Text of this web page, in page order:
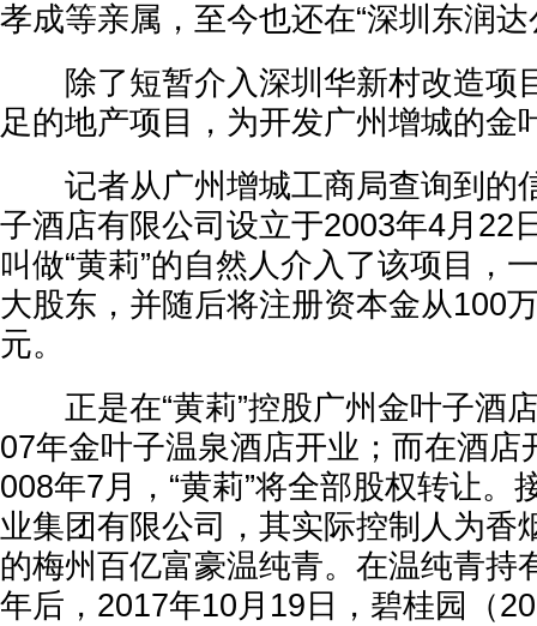
孝成等亲属，至今也还在“深圳东润
除了短暂介入深圳华新村改造项
足的地产项目，为开发广州增城的金
记者从广州增城工商局查询到的
子酒店有限公司设立于2003年4月22
叫做“黄莉”的自然人介入了该项目，
大股东，并随后将注册资本金从100
元。
正是在“黄莉”控股广州金叶子酒
07年金叶子温泉酒店开业；而在酒店
008年7月，“黄莉”将全部股权转让。
业集团有限公司，其实际控制人为香
的梅州百亿富豪温纯青。在温纯青持
年后，2017年10月19日，碧桂园（